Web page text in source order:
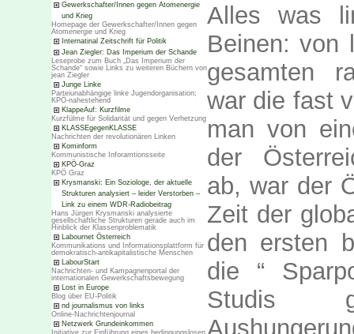
Gewerkschafter/Innen gegen Atomenergie
und Krieg
Homepage der Gewerkschafter/Innen gegen
Atomenergie und Krieg
Internatinal Zeitschrift für Politik
Jean Ziegler: Das Imperium der Schande
Leseprobe zum Buch „Das Imperium der
Schande“ sowie Links zu weiteren Büchern von
jean Ziegler
Junge Linke
Parteiunabhängige linke Jugendorganisation;
KPÖ-nahestehend
KlappeAuf: Kurzfilme
Kurzfülme für Solidarität und gegen Verhetzung
KLASSEgegenKLASSE
Nachrichten der revolutionären Linken
Kominform
Kommunistische Inforamtionsseite
KPÖ-Graz
KPÖ Graz
Krysmanski: Ein Soziologe, der aktuelle
Strukturen analysiert – leider Verstorben –
Link zu einem WDR-Radiobeitrag
Hans Jürgen Krysmanski analysierte
gesellschaftliche Strukturen gerade auch im
Hinblick der Klassenproblematik
Labournet Österreich
Kommunikations und Informationsplattform für
demokratisch-antikapitalistische Menschen
LabourStart
Nachrichten- und Kampagnenportal der
internationalen Gewerkschaftsbewegung
Lost in Europe
Blog über EU-Politik
nd journalismus von links
Online-Nachrichtenjournal
Netzwerk Grundeinkommen
Initiative zur Einführung eines bedingungslosen
Alles was
Beinen: von
gesamten
war die fast
man von
der
ab, war der
Zeit der
den ersten
die “
Studis